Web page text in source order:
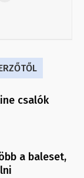
csalók
a baleset,